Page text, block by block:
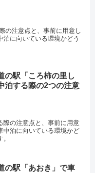
の注意点と、事前に用意し
に向いている環境かどう
の駅「ころ柿の里し
泊する際の2つの注意
際の注意点と、事前に用意
中泊に向いている環境かど
の駅「あおき」で車